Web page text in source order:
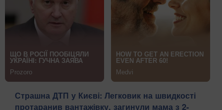
Страшна ДТП у Києві: Легковик на швидкості
протаранив вантажівку, загинули мама з 2-